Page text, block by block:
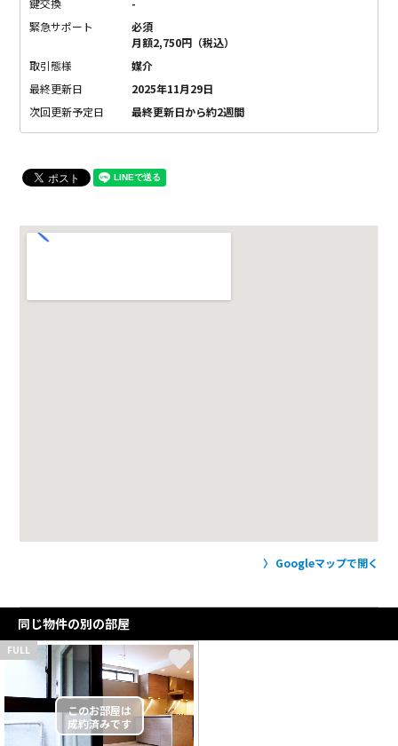
鍵交換
-
緊急サポート
必須
月額2,750円（税込）
取引態様
媒介
最終更新日
2025年11月29日
次回更新予定日
最終更新日から約2週間
Googleマップで開く
同じ物件の別の部屋
FULL